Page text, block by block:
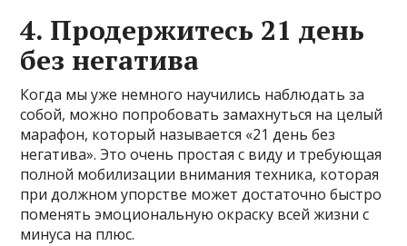
4. Продержитесь 21 день
без негатива
Когда мы уже немного научились наблюдать за
собой, можно попробовать замахнуться на целый
марафон, который называется «21 день без
негатива». Это очень простая с виду и требующая
полной мобилизации внимания техника, которая
при должном упорстве может достаточно быстро
поменять эмоциональную окраску всей жизни с
минуса на плюс.